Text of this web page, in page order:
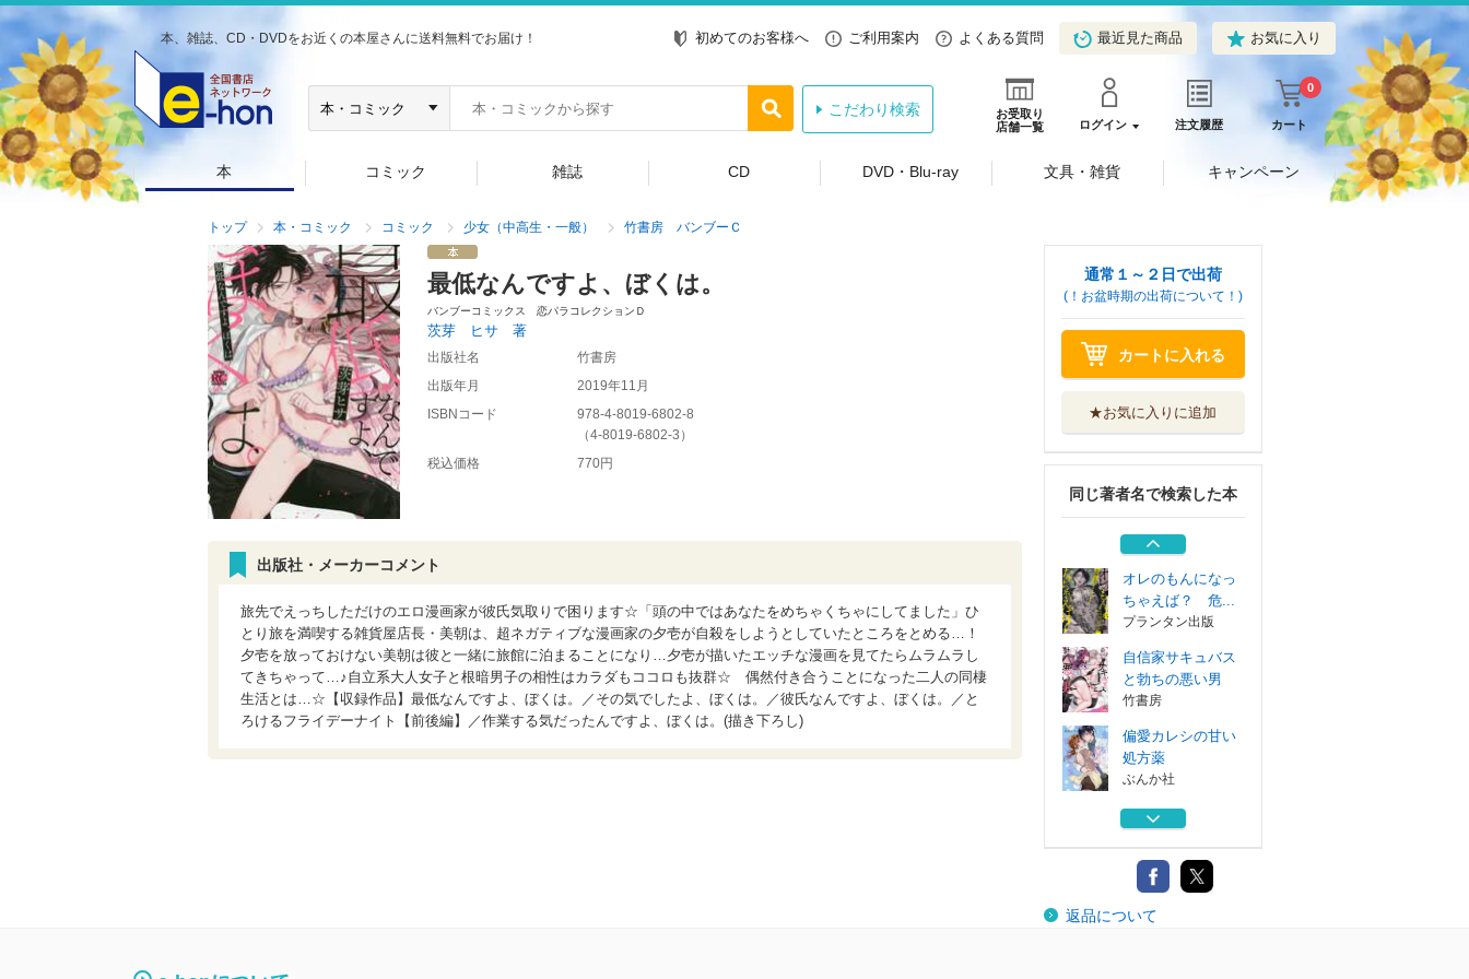
本、雑誌、CD・DVDをお近くの本屋さんに送料無料でお届け！ 初めてのお客様へ ご利用案内 よくある質問 最近見た商品 お気に入り
お受取り
店舗一覧
ログイン 注文履歴 カート
0
こだわり検索
本 コミック 雑誌 CD DVD・Blu-ray 文具・雑貨 キャンペーン
トップ 本・コミック コミック 少女（中高生・一般） 竹書房 バンブーＣ
最低なんですよ、ぼくは。
バンブーコミックス 恋パラコレクションＤ
茨芽 ヒサ 著
出版社名
竹書房
出版年月
2019年11月
ISBNコード
978-4-8019-6802-8
（4-8019-6802-3 ）
税込価格
770円
出版社・メーカーコメント
旅先でえっちしただけのエロ漫画家が彼氏気取りで困ります☆「頭の中ではあなたをめちゃくちゃにしてました」ひ
とり旅を満喫する雑貨屋店長・美朝は、超ネガティブな漫画家の夕壱が自殺をしようとしていたところをとめる…！
夕壱を放っておけない美朝は彼と一緒に旅館に泊まることになり…夕壱が描いたエッチな漫画を見てたらムラムラし
てきちゃって…♪自立系大人女子と根暗男子の相性はカラダもココロも抜群☆ 偶然付き合うことになった二人の同棲
生活とは…☆【収録作品】最低なんですよ、ぼくは。／その気でしたよ、ぼくは。／彼氏なんですよ、ぼくは。／と
ろけるフライデーナイト【前後編】／作業する気だったんですよ、ぼくは。(描き下ろし)
通常１～２日で出荷
(！お盆時期の出荷について！)
カートに入れる
★お気に入りに追加
同じ著者名で検索した本
偏愛カレシの甘い
処方薬
雌お兄さんがおれ
竹書房
放課後アンデッド
アルファポリス
オレのもんになっ
ちゃえば？ 危...
プランタン出版
自信家サキュバス
と勃ちの悪い男
竹書房
偏愛カレシの甘い
処方薬
ぶんか社
雌お兄さんがおれ
竹書房
放課後アンデッド
アルファポリス
返品について